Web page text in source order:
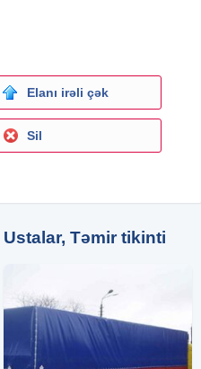
Elanı irəli çək
Sil
Təmir tikinti